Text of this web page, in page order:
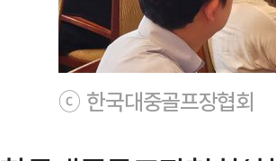
ⓒ 한국대중골프장협회